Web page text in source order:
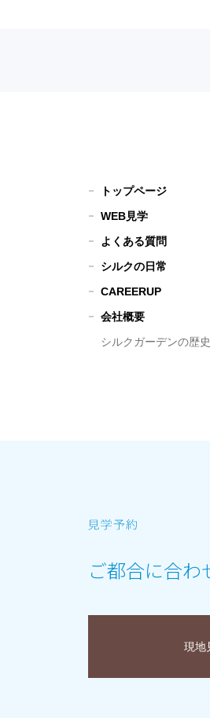
トップページ
WEB見学
よくある質問
シルクの日常
CAREERUP
会社概要
シルクガーデンの歴史
ご都合に合
現地